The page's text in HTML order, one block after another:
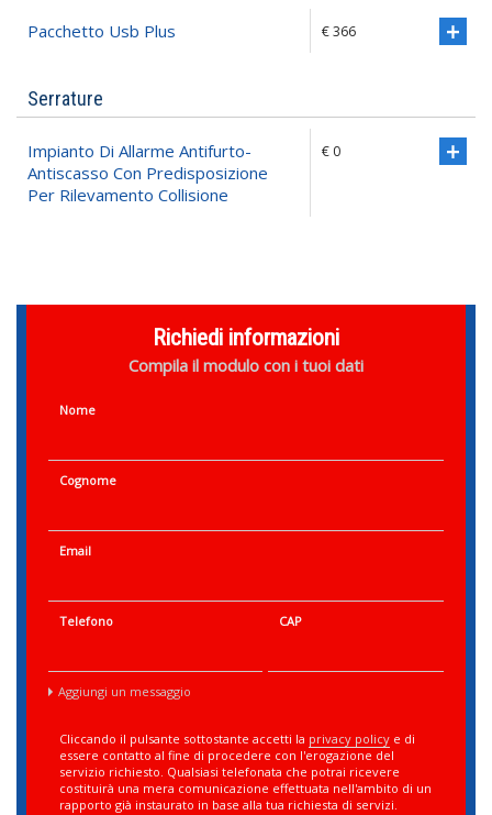
Pacchetto Usb Plus € 366
Serrature
Impianto Di Allarme Antifurto-
Antiscasso Con Predisposizione
Per Rilevamento Collisione
€ 0
Richiedi informazioni
Compila il modulo con i tuoi dati
Nome
Cognome
Email
Telefono CAP
Aggiungi un messaggio
Cliccando il pulsante sottostante accetti la privacy policy e di
essere contatto al fine di procedere con l'erogazione del
servizio richiesto. Qualsiasi telefonata che potrai ricevere
costituirà una mera comunicazione effettuata nell'ambito di un
rapporto già instaurato in base alla tua richiesta di servizi.